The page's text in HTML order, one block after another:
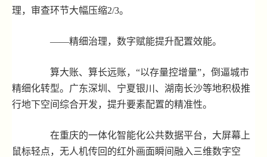
理，审查环节大幅压缩2/3。
——精细治理，数字赋能提升配置效能。
算大账、算长远账，“以存量控增量”，倒逼城市
精细化转型。广东深圳、宁夏银川、湖南长沙等地积极推
行地下空间综合开发，提升要素配置的精准性。
在重庆的一体化智能化公共数据平台，大屏幕上
鼠标轻点，无人机传回的红外画面瞬间融入三维数字空